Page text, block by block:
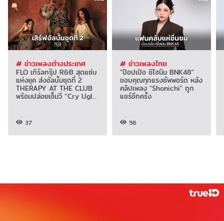
# ข่าวเพลงต่างประเทศ
FLO เกิร์ลกรุ๊ป R&B สุดแซ่บ
แห่งยุค ส่งอัลบั้มชุดที่ 2
THERAPY AT THE CLUB
พร้อมปล่อยเอ็มวี “Cry Ugly”
37
# ข่าวเพลงไทย
"ป๊อปเป้อ ชิไฮนิน BNK48"
ขอบคุณทุกแรงซัพพอร์ต หลัง
คลิปเพลง "Shonichi" ถูก
แชร์อีกครั้ง
56